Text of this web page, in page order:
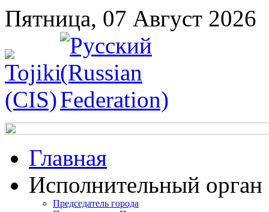
Пятница, 07 Август 2026
Главная
Исполнительный орган
Председатель города